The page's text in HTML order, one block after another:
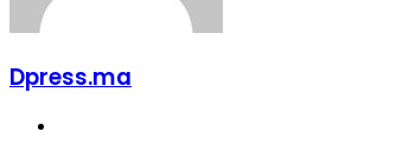
Dpress.ma